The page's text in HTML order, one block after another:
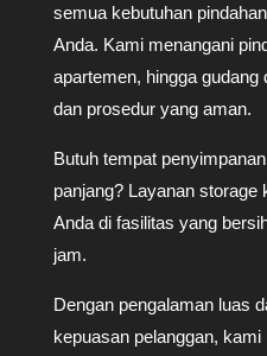
semua kebutuhan
Anda. Kami menangani
apartemen, hingga gudang
dan prosedur yang aman.
Butuh tempat
panjang? Layanan storage
Anda di fasilitas yang
jam.
Dengan pengalaman luas
kepuasan pelanggan,